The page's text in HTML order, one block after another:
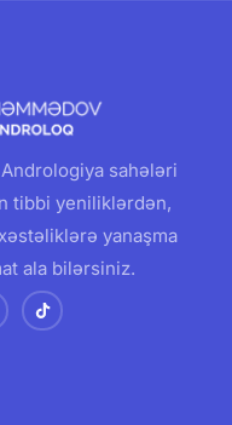
sahələri
tibbi yeniliklərdən,
yanaşma
ala bilərsiniz.